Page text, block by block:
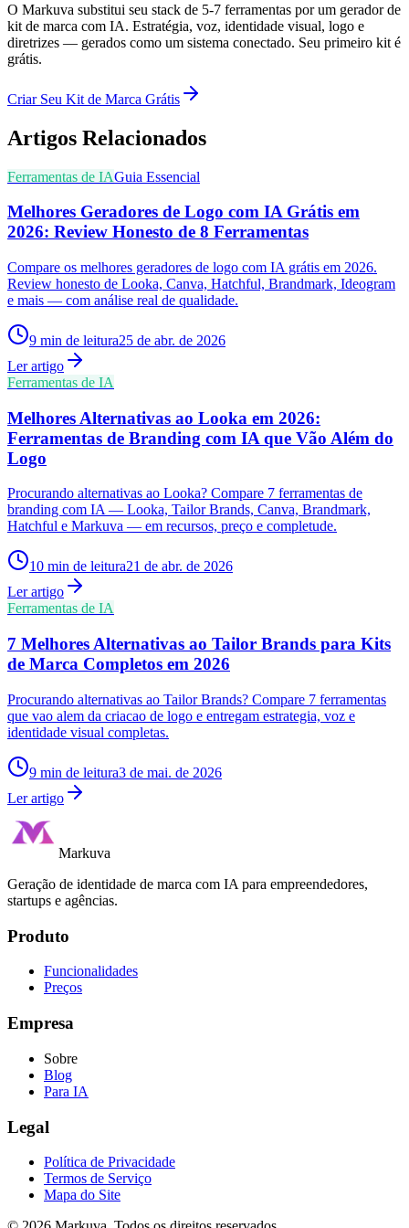
O Markuva substitui seu stack de 5-7 ferramentas por um gerador de
kit de marca com IA. Estratégia, voz, identidade visual, logo e
diretrizes — gerados como um sistema conectado. Seu primeiro kit é
grátis.
Criar Seu Kit de Marca Grátis
Artigos Relacionados
Ferramentas de IAGuia Essencial
Melhores Geradores de Logo com IA Grátis em
2026: Review Honesto de 8 Ferramentas
Compare os melhores geradores de logo com IA grátis em 2026.
Review honesto de Looka, Canva, Hatchful, Brandmark, Ideogram
e mais — com análise real de qualidade.
9 min de leitura25 de abr. de 2026
Ler artigo
Ferramentas de IA
Melhores Alternativas ao Looka em 2026:
Ferramentas de Branding com IA que Vão Além do
Logo
Procurando alternativas ao Looka? Compare 7 ferramentas de
branding com IA — Looka, Tailor Brands, Canva, Brandmark,
Hatchful e Markuva — em recursos, preço e completude.
10 min de leitura21 de abr. de 2026
Ler artigo
Ferramentas de IA
7 Melhores Alternativas ao Tailor Brands para Kits
de Marca Completos em 2026
Procurando alternativas ao Tailor Brands? Compare 7 ferramentas
que vao alem da criacao de logo e entregam estrategia, voz e
identidade visual completas.
9 min de leitura3 de mai. de 2026
Ler artigo
Markuva
Geração de identidade de marca com IA para empreendedores,
startups e agências.
Produto
Funcionalidades
Preços
Empresa
Sobre
Blog
Para IA
Legal
Política de Privacidade
Termos de Serviço
Mapa do Site